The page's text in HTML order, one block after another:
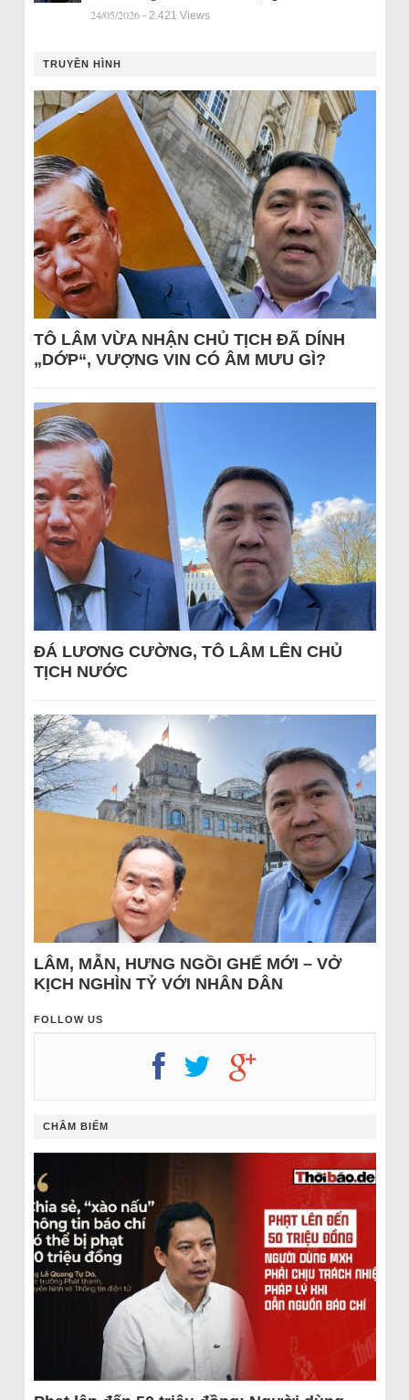
24/05/2026 - 2.421 Views
TRUYỀN HÌNH
TÔ LÂM VỪA NHẬN CHỦ TỊCH ĐÃ DÍNH
„DỚP“, VƯỢNG VIN CÓ ÂM MƯU GÌ?
ĐÁ LƯƠNG CƯỜNG, TÔ LÂM LÊN CHỦ
TỊCH NƯỚC
LÂM, MẪN, HƯNG NGỒI GHẾ MỚI – VỞ
KỊCH NGHÌN TỶ VỚI NHÂN DÂN
FOLLOW US
CHÂM BIẾM